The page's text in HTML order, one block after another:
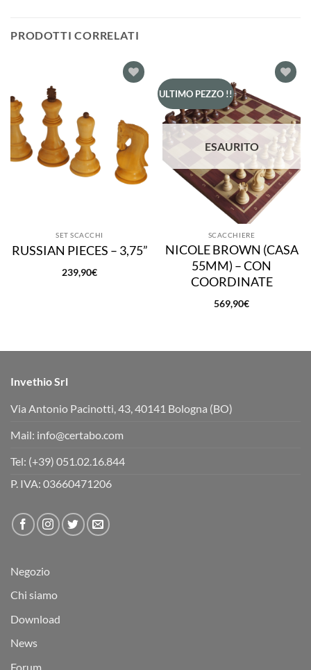
PRODOTTI CORRELATI
desideri
SET SCACCHI
RUSSIAN PIECES – 3,75”
239,90€
ULTIMO PEZZO !!
alla lista
dei
desideri
ESAURITO
SCACCHIERE
NICOLE BROWN (CASA
55MM) – CON
COORDINATE
569,90€
Invethio Srl
Via Antonio Pacinotti, 43, 40141 Bologna (BO)
Mail: info@certabo.com
Tel: (+39) 051.02.16.844
P. IVA: 03660471206
Negozio
Chi siamo
Download
News
Forum